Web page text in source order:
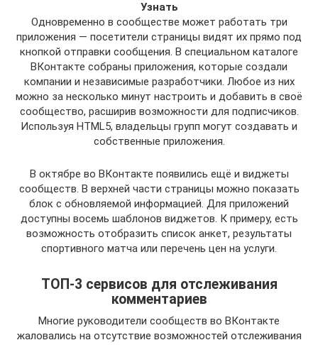
Узнать
Одновременно в сообществе может работать три
приложения — посетители страницы видят их прямо под
кнопкой отправки сообщения. В специальном каталоге
ВКонтакте собраны приложения, которые создали
компании и независимые разработчики. Любое из них
можно за несколько минут настроить и добавить в своё
сообщество, расширив возможности для подписчиков.
Используя HTML5, владельцы групп могут создавать и
собственные приложения.
В октябре во ВКонтакте появились ещё и виджеты
сообществ. В верхней части страницы можно показать
блок с обновляемой информацией. Для приложений
доступны восемь шаблонов виджетов. К примеру, есть
возможность отобразить список анкет, результаты
спортивного матча или перечень цен на услуги.
ТОП-3 сервисов для отслеживания
комментариев
Многие руководители сообществ во ВКонтакте
жаловались на отсутствие возможностей отслеживания